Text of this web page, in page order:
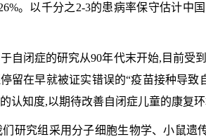
。以千分之2-3的患病率保守估计中
自闭症的研究从90年代末开始,目前受
留在早就被证实错误的“疫苗接种导
认知度,以期待改善自闭症儿童的康复
们研究组采用分子细胞生物学、小鼠遗